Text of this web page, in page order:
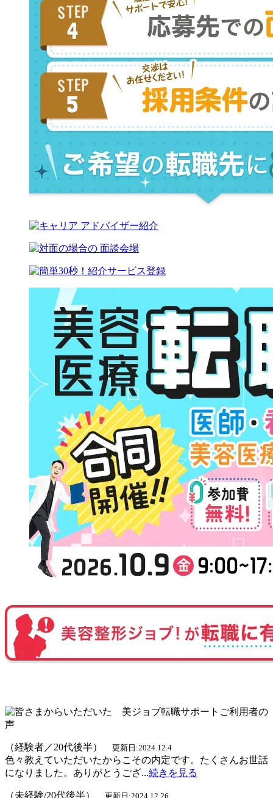
（経験者／20代後半） 更新日:2024.12.4
色々教えていただいたからこその内定です。たくさんお世話
になりました。ありがとうござ...続きを見る
（未経験/20代後半） 更新日:2024.12.26